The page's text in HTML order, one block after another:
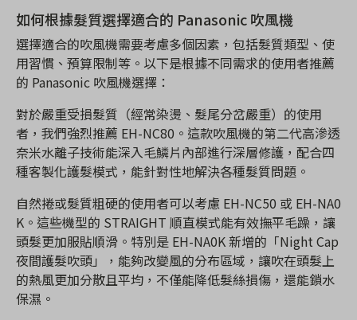
如何根據髮質選擇適合的 Panasonic 吹風機
選擇適合的吹風機需要考慮多個因素，包括髮質類型、使
用習慣、預算限制等。以下是根據不同需求的使用者推薦
的 Panasonic 吹風機選擇：
對於嚴重受損髮質（經常染燙、髮尾分岔嚴重）的使用
者，我們強烈推薦 EH-NC80。這款吹風機的第二代高滲透
奈米水離子技術能深入毛鱗片內部進行深層修護，配合四
種客製化護髮模式，能針對性地解決各種髮質問題。
自然捲或髮質粗硬的使用者可以考慮 EH-NC50 或 EH-NA0
K。這些機型的 STRAIGHT 順直模式能有效撫平毛躁，讓
頭髮更加服貼順滑。特別是 EH-NA0K 新增的「Night Cap
夜間護髮吹頭」，能夠改變風的分布區域，讓吹在頭髮上
的熱風更加分散且平均，不僅能降低髮絲損傷，還能鎖水
保濕。